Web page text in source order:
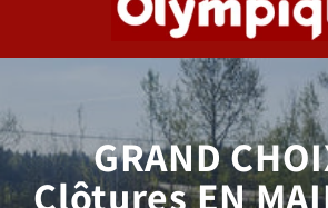
GRAND
Clôtures EN